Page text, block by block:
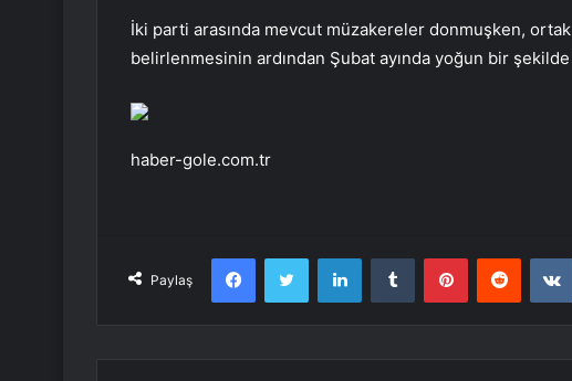
İki parti arasında mevcut müzakereler donmuşken,
belirlenmesinin ardından Şubat ayında yoğun bir şekilde
haber-gole.com.tr
Paylaş
FacebookTwitter LinkedInTumblr PinterestReddit